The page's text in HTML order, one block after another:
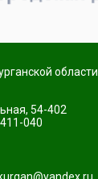
области
54-402
040